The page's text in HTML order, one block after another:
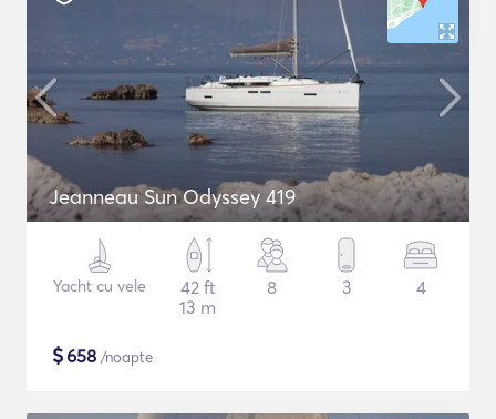
Jeanneau Sun Odyssey 419
Yacht cu vele
42 ft
13 m
8 3 4
$658 /noapte